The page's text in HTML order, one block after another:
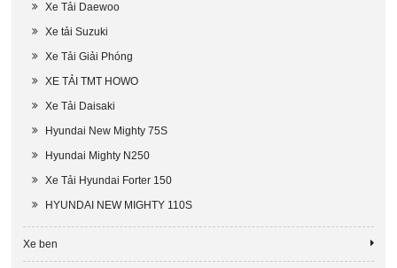
Xe Tải Daewoo
Xe tải Suzuki
Xe Tải Giải Phóng
XE TẢI TMT HOWO
Xe Tải Daisaki
Hyundai New Mighty 75S
Hyundai Mighty N250
Xe Tải Hyundai Forter 150
HYUNDAI NEW MIGHTY 110S
Xe ben